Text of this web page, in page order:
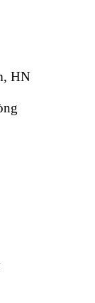
Liêm, HN